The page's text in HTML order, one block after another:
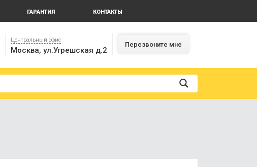
ГАРАНТИЯ КОНТАКТЫ
Центральный офис
Москва, ул.Угрешская д.2
Перезвоните мне